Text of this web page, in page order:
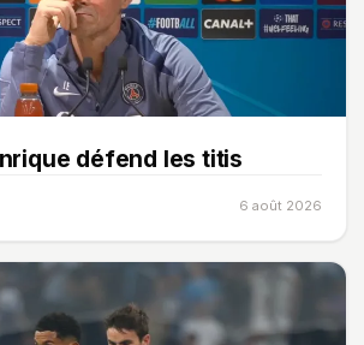
défend les titis
6 août 2026